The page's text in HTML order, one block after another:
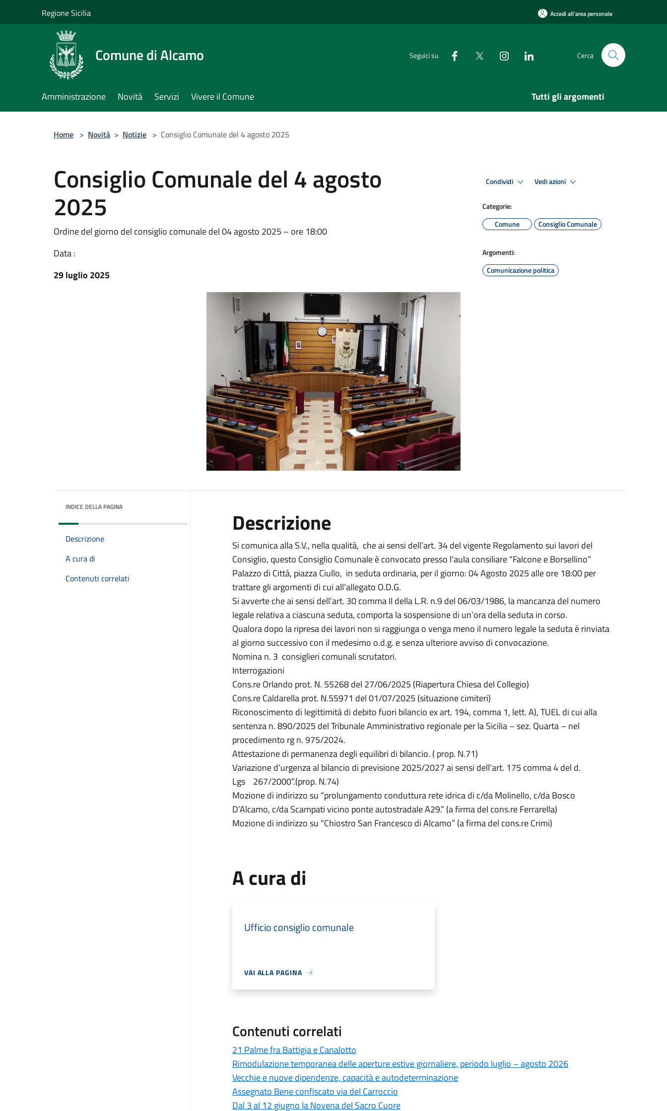
Regione Sicilia Accedi all'area personale
Comune di Alcamo Seguici su Cerca
Amministrazione Novità Servizi Vivere il Comune Tutti gli argomenti
Home > Novità > Notizie > Consiglio Comunale del 4 agosto 2025
Consiglio Comunale del 4 agosto
2025
Ordine del giorno del consiglio comunale del 04 agosto 2025 – ore 18:00
Data :
29 luglio 2025
Condividi Vedi azioni
Categorie:
Comune
Consiglio Comunale
Argomenti:
Comunicazione politica
INDICE DELLA PAGINA
Descrizione
A cura di
Contenuti correlati
Descrizione
Si comunica alla S.V., nella qualità, che ai sensi dell’art. 34 del vigente Regolamento sui lavori del
Consiglio, questo Consiglio Comunale è convocato presso l’aula consiliare “Falcone e Borsellino”
Palazzo di Città, piazza Ciullo, in seduta ordinaria, per il giorno: 04 Agosto 2025 alle ore 18:00 per
trattare gli argomenti di cui all’allegato O.D.G.
Si avverte che ai sensi dell’art. 30 comma II della L.R. n.9 del 06/03/1986, la mancanza del numero
legale relativa a ciascuna seduta, comporta la sospensione di un’ora della seduta in corso.
Qualora dopo la ripresa dei lavori non si raggiunga o venga meno il numero legale la seduta è rinviata
al giorno successivo con il medesimo o.d.g. e senza ulteriore avviso di convocazione.
Nomina n. 3 consiglieri comunali scrutatori.
Interrogazioni
Cons.re Orlando prot. N. 55268 del 27/06/2025 (Riapertura Chiesa del Collegio)
Cons.re Caldarella prot. N.55971 del 01/07/2025 (situazione cimiteri)
Riconoscimento di legittimità di debito fuori bilancio ex art. 194, comma 1, lett. A), TUEL di cui alla
sentenza n. 890/2025 del Tribunale Amministrativo regionale per la Sicilia – sez. Quarta – nel
procedimento rg n. 975/2024.
Attestazione di permanenza degli equilibri di bilancio. ( prop. N.71)
Variazione d’urgenza al bilancio di previsione 2025/2027 ai sensi dell’art. 175 comma 4 del d.
Lgs 267/2000”.(prop. N.74)
Mozione di indirizzo su “prolungamento conduttura rete idrica di c/da Molinello, c/da Bosco
D’Alcamo, c/da Scampati vicino ponte autostradale A29.” (a firma del cons.re Ferrarella)
Mozione di indirizzo su “Chiostro San Francesco di Alcamo” (a firma del cons.re Crimi)
A cura di
Ufficio consiglio comunale
VAI ALLA PAGINA
Contenuti correlati
21 Palme fra Battigia e Canalotto
Rimodulazione temporanea delle aperture estive giornaliere, periodo luglio – agosto 2026
Vecchie e nuove dipendenze, capacità e autodeterminazione
Assegnato Bene confiscato via del Carroccio
Dal 3 al 12 giugno la Novena del Sacro Cuore